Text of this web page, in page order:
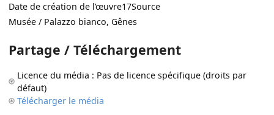
Date de création de l’œuvre17Source
Musée / Palazzo bianco, Gênes
Partage / Téléchargement
Licence du média : Pas de licence spécifique (droits par
défaut)
Télécharger le média